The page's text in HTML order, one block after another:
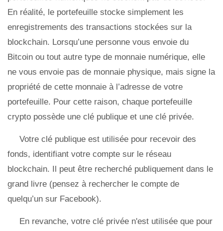
En réalité, le portefeuille stocke simplement les
enregistrements des transactions stockées sur la
blockchain. Lorsqu’une personne vous envoie du
Bitcoin ou tout autre type de monnaie numérique, elle
ne vous envoie pas de monnaie physique, mais signe la
propriété de cette monnaie à l’adresse de votre
portefeuille. Pour cette raison, chaque portefeuille
crypto possède une clé publique et une clé privée.
Votre clé publique est utilisée pour recevoir des
fonds, identifiant votre compte sur le réseau
blockchain. Il peut être recherché publiquement dans le
grand livre (pensez à rechercher le compte de
quelqu’un sur Facebook).
En revanche, votre clé privée n'est utilisée que pour